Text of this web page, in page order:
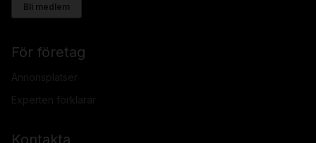
Bli medlem
För företag
Annonsplatser
Experten förklarar
Kontakta